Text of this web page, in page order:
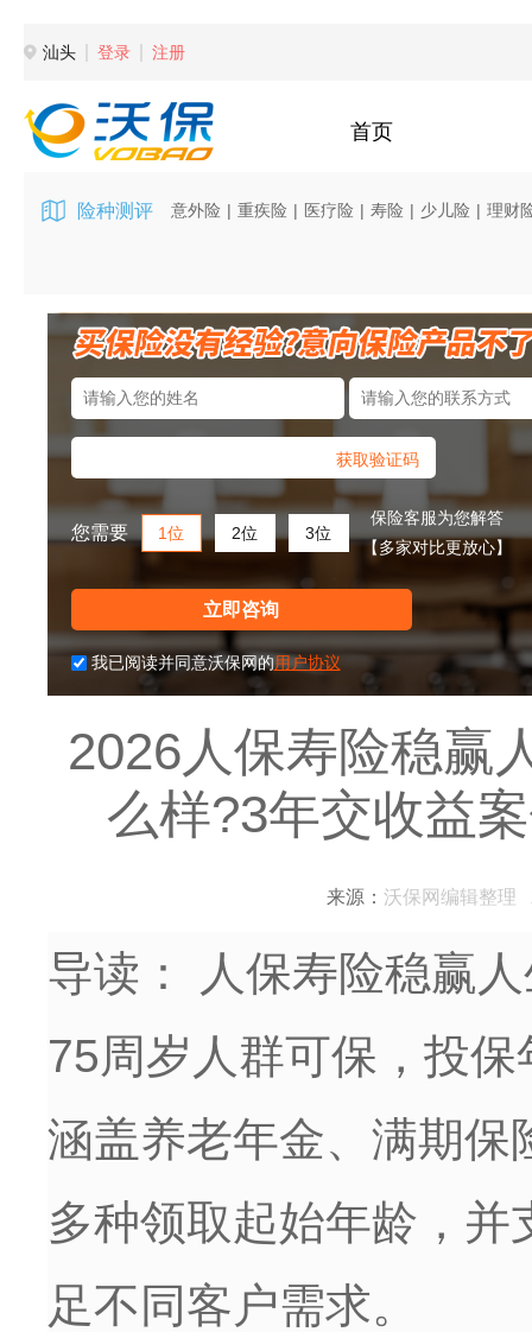
汕头 登录 注册
首页
险种测评 意外险 | 重疾险 | 医疗险 | 寿险 | 少儿险 | 理财
获取验证码
您需要 1位 2位 3位
保险客服为您解答
【多家对比更放心】
立即咨询
我已阅读并同意沃保网的用户协议
2026人保寿险稳赢
么样?3年交收益
来源： 沃保网编辑整理
导读：
人保寿险稳赢
75周岁人群可保，投
涵盖养老年金、满期保
多种领取起始年龄，
足不同客户需求。